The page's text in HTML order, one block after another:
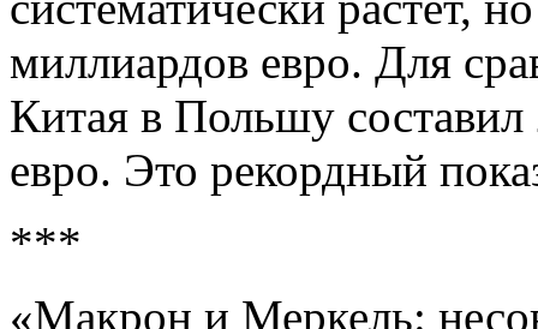
миллиардов евро. Для
Китая в Польшу
евро. Это рекордный
***
«Макрон и Меркель: